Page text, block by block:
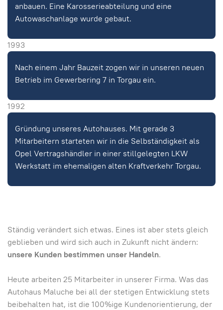
anbauen. Eine Karosserieabteilung und eine
Autowaschanlage wurde gebaut.
1993
Nach einem Jahr Bauzeit zogen wir in unseren neuen
Betrieb im Gewerbering 7 in Torgau ein.
1992
Gründung unseres Autohauses. Mit gerade 3
Mitarbeitern starteten wir in die Selbständigkeit als
Opel Vertragshändler in einer stillgelegten LKW
Werkstatt im ehemaligen alten Kraftverkehr Torgau.
Ständig verändert sich etwas. Eines ist aber stets gleich
geblieben und wird sich auch in Zukunft nicht ändern:
unsere Kunden bestimmen unser Handeln.
Heute arbeiten 25 Mitarbeiter in unserer Firma. Was das
Autohaus Maluche bei all der stetigen Entwicklung stets
beibehalten hat, ist die 100%ige Kundenorientierung, der